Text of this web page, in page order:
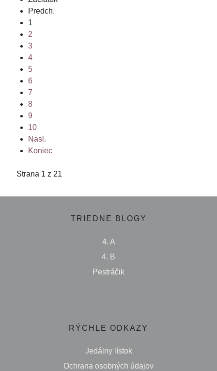
Predch.
1
2
3
4
5
6
7
8
9
10
Nasl.
Koniec
Strana 1 z 21
TRIEDNE BLOGY
4. A
4. B
Pestráčik
RÝCHLE ODKAZY
Jedálny lístok
Ochrana osobných údajov